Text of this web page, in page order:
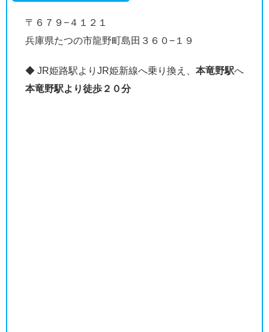
〒６７９−４１２１
兵庫県たつの市龍野町島田３６０−１９
◆ JR姫路駅よりJR姫新線へ乗り換え、 本竜野駅へ
本竜野駅より徒歩２０分